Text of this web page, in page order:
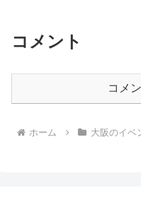
コメント
コメ
ホーム 大阪のイベ